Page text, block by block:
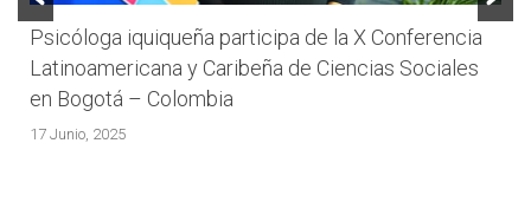
Psicóloga iquiqueña participa de la X Conferencia
Latinoamericana y Caribeña de Ciencias Sociales
en Bogotá – Colombia
17 Junio, 2025